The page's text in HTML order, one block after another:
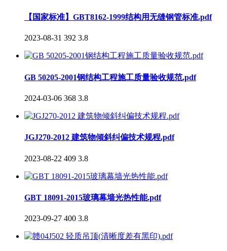
【国家标准】GBT8162-1999结构用无缝钢管标准.pdf
2023-08-31 392 3.8
GB 50205-2001钢结构工程施工质量验收规范.pdf
2024-03-06 368 3.8
JGJ270-2012 建筑物倾斜纠偏技术规程.pdf
2023-08-22 409 3.8
GBT 18091-2015玻璃幕墙光热性能.pdf
2023-09-27 400 3.8